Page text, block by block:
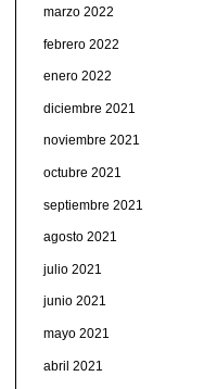
marzo 2022
febrero 2022
enero 2022
diciembre 2021
noviembre 2021
octubre 2021
septiembre 2021
agosto 2021
julio 2021
junio 2021
mayo 2021
abril 2021